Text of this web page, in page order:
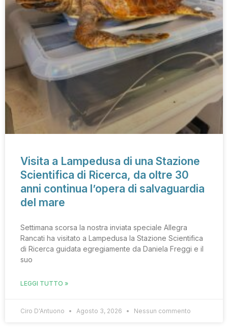
Visita a Lampedusa di una Stazione
Scientifica di Ricerca, da oltre 30
anni continua l’opera di salvaguardia
del mare
Settimana scorsa la nostra inviata speciale Allegra
Rancati ha visitato a Lampedusa la Stazione Scientifica
di Ricerca guidata egregiamente da Daniela Freggi e il
suo
LEGGI TUTTO »
Ciro D'Antuono Agosto 3, 2026 Nessun commento